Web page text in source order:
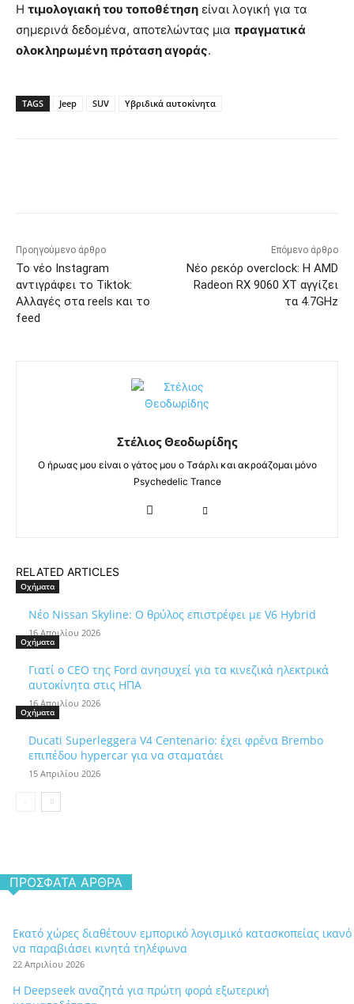
Η τιμολογιακή του τοποθέτηση είναι λογική για τα
σημερινά δεδομένα, αποτελώντας μια πραγματικά
ολοκληρωμένη πρόταση αγοράς.
TAGS Jeep SUV Υβριδικά αυτοκίνητα
Προηγούμενο άρθρο
Το νέο Instagram
αντιγράφει το Tiktok:
Αλλαγές στα reels και το
feed
Επόμενο άρθρο
Νέο ρεκόρ overclock: Η AMD
Radeon RX 9060 XT αγγίζει
τα 4.7GHz
Στέλιος Θεοδωρίδης
Ο ήρωας μου είναι ο γάτος μου ο Τσάρλι και ακροάζομαι μόνο
Psychedelic Trance
RELATED ARTICLES
Οχήματα
Νέο Nissan Skyline: Ο θρύλος επιστρέφει με V6 Hybrid
16 Απριλίου 2026
Οχήματα
Γιατί ο CEO της Ford ανησυχεί για τα κινεζικά ηλεκτρικά
αυτοκίνητα στις ΗΠΑ
16 Απριλίου 2026
Οχήματα
Ducati Superleggera V4 Centenario: έχει φρένα Brembo
επιπέδου hypercar για να σταματάει
15 Απριλίου 2026
ΠΡΌΣΦΑΤΑ ΆΡΘΡΑ
Εκατό χώρες διαθέτουν εμπορικό λογισμικό κατασκοπείας ικανό
να παραβιάσει κινητά τηλέφωνα
22 Απριλίου 2026
Η Deepseek αναζητά για πρώτη φορά εξωτερική